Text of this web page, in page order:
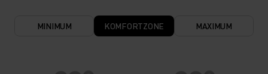
MINIMUM KOMFORTZONE MAXIMUM